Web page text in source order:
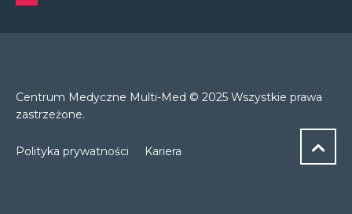
Centrum Medyczne Multi-Med © 2025 Wszystkie prawa
zastrzeżone.
Polityka prywatności Kariera